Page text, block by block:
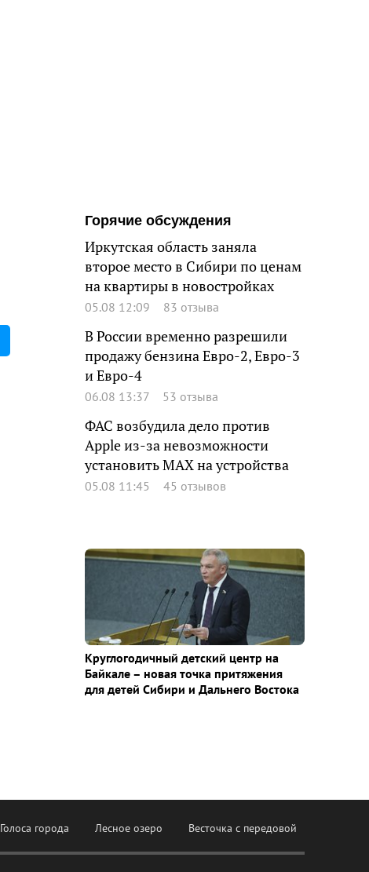
Горячие обсуждения
Иркутская область заняла
второе место в Сибири по ценам
на квартиры в новостройках
05.08 12:09 83 отзыва
В России временно разрешили
продажу бензина Евро-2, Евро-3
и Евро-4
06.08 13:37 53 отзыва
ФАС возбудила дело против
Apple из-за невозможности
установить MAX на устройства
05.08 11:45 45 отзывов
Круглогодичный детский центр на
Байкале – новая точка притяжения
для детей Сибири и Дальнего Востока
Голоса города Лесное озеро Весточка с передовой